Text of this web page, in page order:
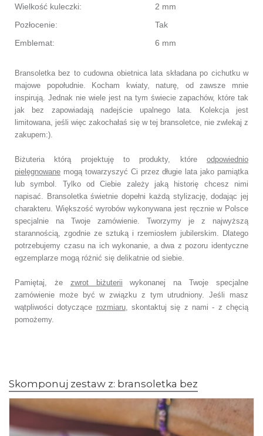
Wielkość kuleczki:
2 mm
Pozłocenie:
Tak
Emblemat:
6 mm
Bransoletka bez to cudowna obietnica lata składana po cichutku w
majowe popołudnie. Kocham kwiaty, naturę, od zawsze mnie
inspirują. Jednak nie wiele jest na tym świecie zapachów, które tak
jak bez zapowiadają nadejście upalnego lata. Kolekcja jest
limitowana, jeśli więc zakochałaś się w tej bransoletce, nie zwlekaj z
zakupem:).
Biżuteria którą projektuję to produkty, które odpowiednio
pielęgnowane mogą towarzyszyć Ci przez długie lata jako pamiątka
lub symbol. Tylko od Ciebie zależy jaką historię chcesz nimi
napisać. Bransoletka świetnie dopełni każdą stylizację, dodając jej
charakteru. Większość wyrobów wykonywana jest ręcznie w Polsce
specjalnie na Twoje zamówienie. Tworzymy je z najwyższą
starannością, zgodnie ze sztuką i rzemiosłem jubilerskim. Dlatego
potrzebujemy czasu na ich wykonanie, a dwa z pozoru identyczne
egzemplarze mogą różnić się delikatnie od siebie.
Pamiętaj, że zwrot biżuterii wykonanej na Twoje specjalne
zamówienie może być w związku z tym utrudniony. Jeśli masz
wątpliwości dotyczące rozmiaru,skontaktuj się z nami - z chęcią
pomożemy.
Skomponuj zestaw z: bransoletka bez